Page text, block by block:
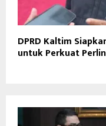
DPRD Kaltim
untuk Perkuat